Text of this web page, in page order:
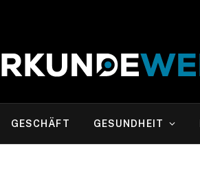
GESCHÄFT GESUNDHEIT